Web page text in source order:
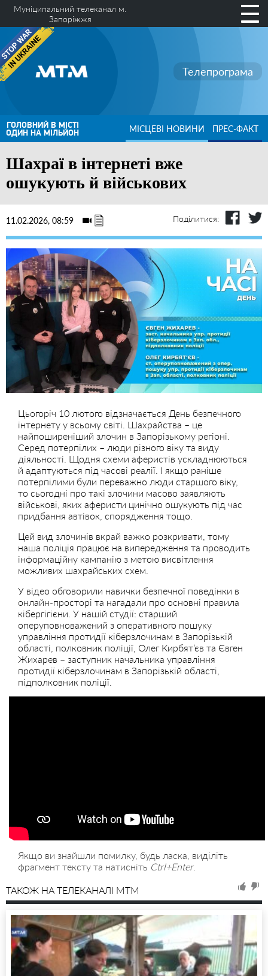
Муніципальний телеканал м.
Запоріжжя
Телепрограма
ГОЛОВНИЙ В МІСТІ
ОДИН НА МІЛЬЙОН МІСЦЕВІ НОВИНИ ПРЕС-ФАКТ
Шахраї в інтернеті вже
ошукують й військових
11.02.2026, 08:59 Поділитися:
Цьогоріч 10 лютого відзначається День безпечного
інтернету у всьому світі. Шахрайства – це
найпоширеніший злочин в Запорізькому регіоні.
Серед потерпілих – люди різного віку та виду
діяльності. Щодня схеми аферистів ускладнюються
й адаптуються під часові реалії. І якщо раніше
потерпілими були переважно люди старшого віку,
то сьогодні про такі злочини масово заявляють
військові, яких аферисти цинічно ошукують під час
придбання автівок, спорядження тощо.
Цей вид злочинів вкрай важко розкривати, тому
наша поліція працює на випередження та проводить
інформаційну кампанію з метою висвітлення
можливих шахрайських схем.
У відео обговорили навички безпечної поведінки в
онлайн-просторі та нагадали про основні правила
кібергігієни. У нашій студії: старший
оперуповноважений з оперативного пошуку
управління протидії кіберзлочинам в Запорізькій
області, полковник поліції, Олег Кирбят’єв та Євген
Жихарев – заступник начальника управління
протидії кіберзлочинам в Запорізькій області,
підполковник поліції.
Якщо ви знайшли помилку, будь ласка, виділіть
фрагмент тексту та натисніть Ctrl+Enter.
ТАКОЖ НА ТЕЛЕКАНАЛІ MTM